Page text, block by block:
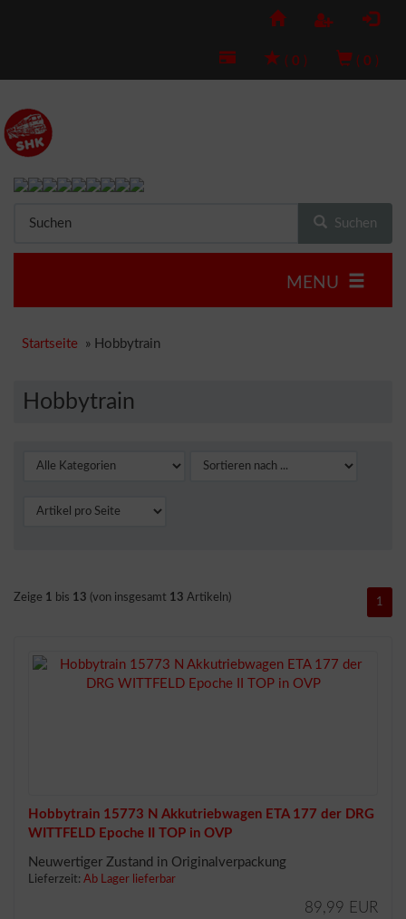
( 0 ) ( 0 )
Suchen
MENU
Startseite » Hobbytrain
Hobbytrain
Zeige 1 bis 13 (von insgesamt 13 Artikeln) 1
Hobbytrain 15773 N Akkutriebwagen ETA 177 der DRG
WITTFELD Epoche II TOP in OVP
Neuwertiger Zustand in Originalverpackung
Lieferzeit: Ab Lager lieferbar
89,99 EUR